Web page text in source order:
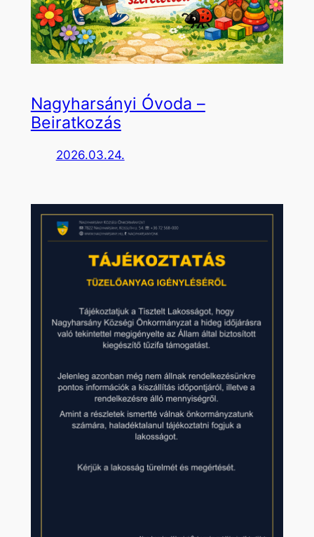
Nagyharsányi Óvoda –
Beiratkozás
2026.03.24.